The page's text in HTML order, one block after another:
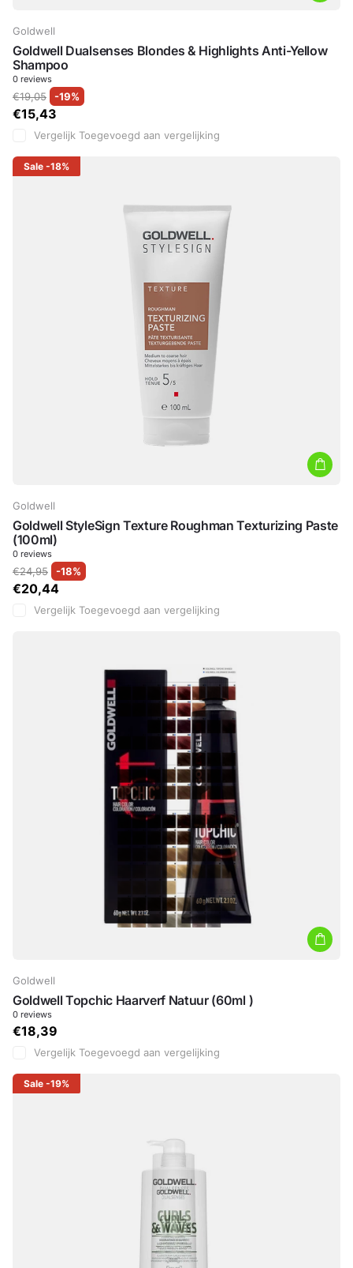
Goldwell
Goldwell Dualsenses Blondes & Highlights Anti-Yellow
Shampoo
0 reviews
€19,05 -19%
€15,43
Vergelijk Toegevoegd aan vergelijking
Sale -18%
Goldwell
Goldwell StyleSign Texture Roughman Texturizing Paste
(100ml)
0 reviews
€24,95 -18%
€20,44
Vergelijk Toegevoegd aan vergelijking
Goldwell
Goldwell Topchic Haarverf Natuur (60ml )
0 reviews
€18,39
Vergelijk Toegevoegd aan vergelijking
Sale -19%